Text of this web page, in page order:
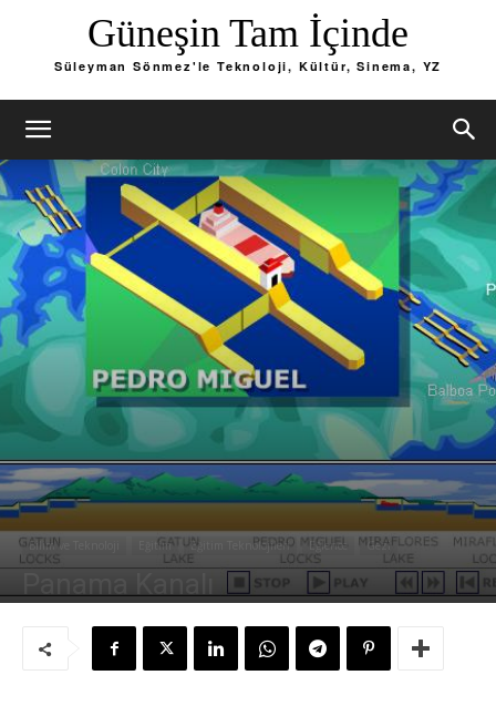
Güneşin Tam İçinde
Süleyman Sönmez'le Teknoloji, Kültür, Sinema, YZ
Bilim ve Teknoloji Eğitim Eğitim Teknolojileri Eğlence Gezi
Panama Kanalı